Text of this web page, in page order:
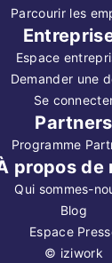
Parcourir les
Espace
Demander une
Se
Partners
Programme
propos de
Qui sommes-
Blog
Espace
© iziwork